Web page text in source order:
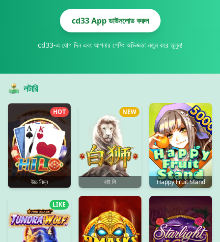
cd33 App ডাউনলোড করুন
cd33-এ যোগ দিন এবং আপনার গেমিং অভিজ্ঞতা নতুন করে তুলুন!
লটারি
উচ্চ নিম্ন
HOT
বাই শি
NEW
Happy Fruit Stand
LIKE